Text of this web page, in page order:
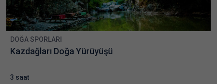
DOĞA SPORLARI
Kazdağları Doğa Yürüyüşü
3 saat